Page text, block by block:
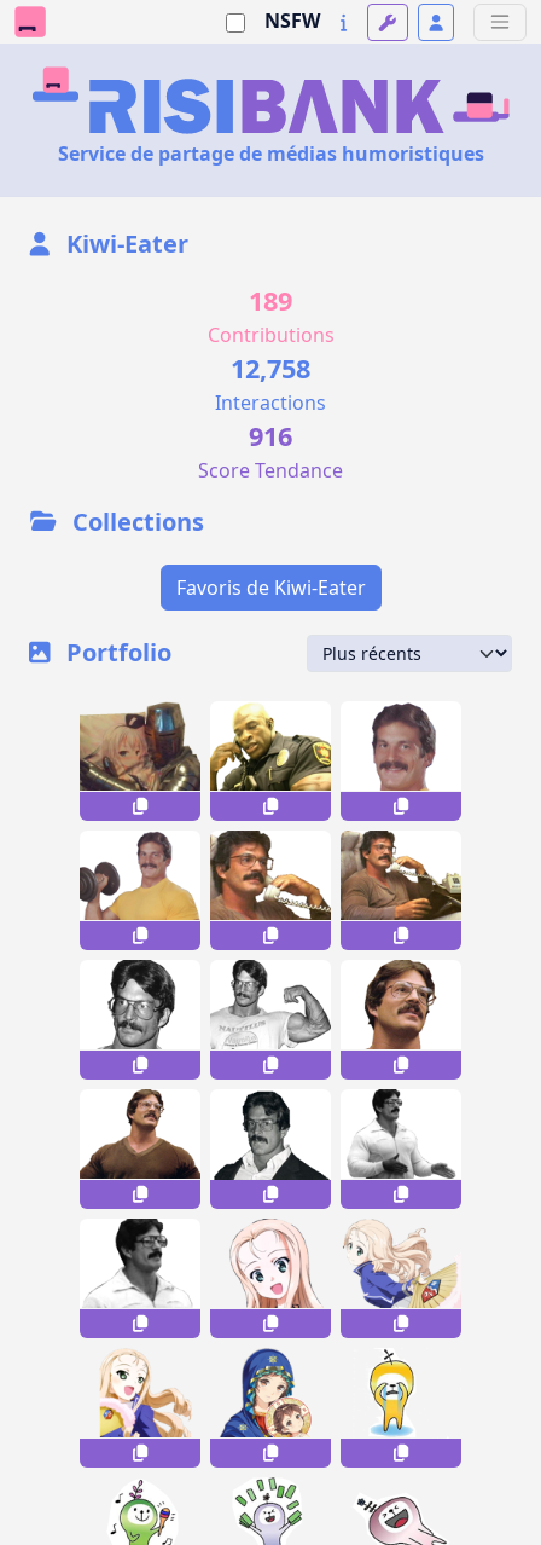
NSFW
Service de partage de médias humoristiques
Kiwi-Eater
189
Contributions
12,758
Interactions
916
Score Tendance
Collections
Favoris de Kiwi-Eater
Portfolio